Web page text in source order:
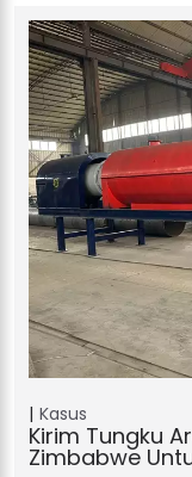
Kasus
Kirim Tungku
Zimbabwe